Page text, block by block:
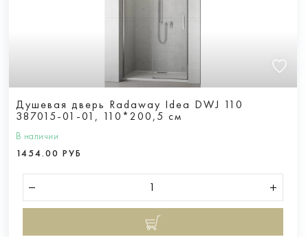
Душевая дверь Radaway Idea DWJ 110
387015-01-01, 110*200,5 см
В наличии
1454.00 РУБ